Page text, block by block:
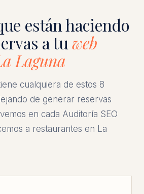
están haciendo
a tu web
Laguna
cualquiera de estos 8
de generar reservas
en cada Auditoría SEO
a restaurantes en La